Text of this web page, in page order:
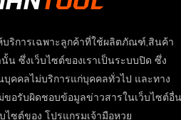
บริการเฉพาะลูกค้าที่ใช้ผลิตภัณฑ์,สินค้า
นั้น ซึ่งเว็บไซต์ของเราเป็นระบบปิด ซึ่ง
คคลไม่บริการแก่บุคคลทั่วไป และทาง
ขอรับผิดชอบข้อมูลข่าวสารในเว็บไซต์อื่น
ไซต์ของ โปรแกรมเจ้ามือหวย